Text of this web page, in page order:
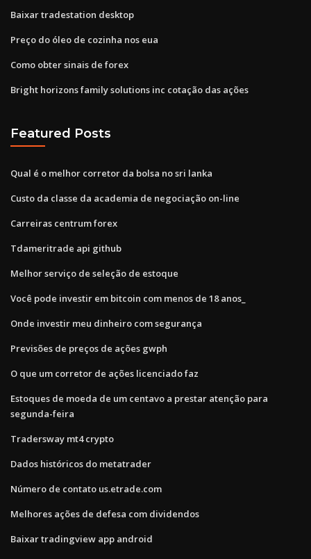
Baixar tradestation desktop
Preço do óleo de cozinha nos eua
Como obter sinais de forex
Bright horizons family solutions inc cotação das ações
Featured Posts
Qual é o melhor corretor da bolsa no sri lanka
Custo da classe da academia de negociação on-line
Carreiras centrum forex
Tdameritrade api github
Melhor serviço de seleção de estoque
Você pode investir em bitcoin com menos de 18 anos_
Onde investir meu dinheiro com segurança
Previsões de preços de ações gwph
O que um corretor de ações licenciado faz
Estoques de moeda de um centavo a prestar atenção para
segunda-feira
Tradersway mt4 crypto
Dados históricos do metatrader
Número de contato us.etrade.com
Melhores ações de defesa com dividendos
Baixar tradingview app android